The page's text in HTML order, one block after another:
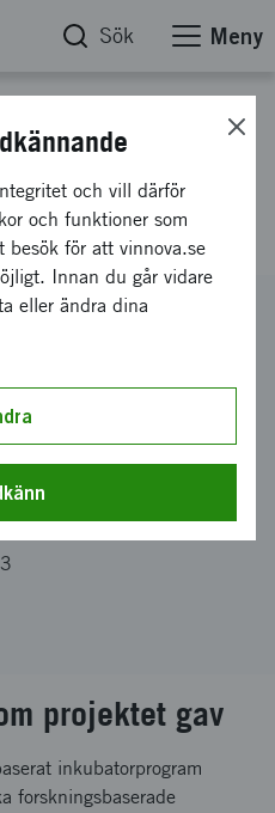
Sök Meny
i
projektet gav
inkubatorprogram
forskningsbaserade
och vill därför
och funktioner som
för att vinnova.se
Innan du går vidare
eller ändra dina